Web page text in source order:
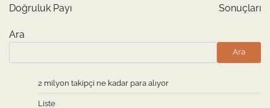
Doğruluk Payı
Sonuçları
Ara
Ara
2 milyon takipçi ne kadar para alıyor
Liste